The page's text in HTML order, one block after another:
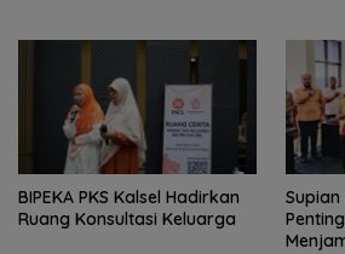
‎BIPEKA PKS Kalsel Hadirkan
Ruang Konsultasi Keluarga ‎
Supian